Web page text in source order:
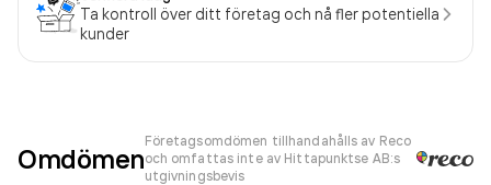
Ta kontroll över ditt företag och nå fler potentiella
kunder
Omdömen
Företagsomdömen tillhandahålls av Reco
och omfattas inte av Hittapunktse AB:s
utgivningsbevis